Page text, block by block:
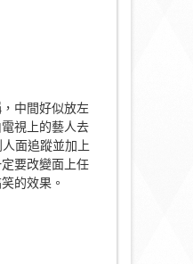
中間好似放左
視上的藝人去
面追蹤並加上
要改變面上任
的效果。